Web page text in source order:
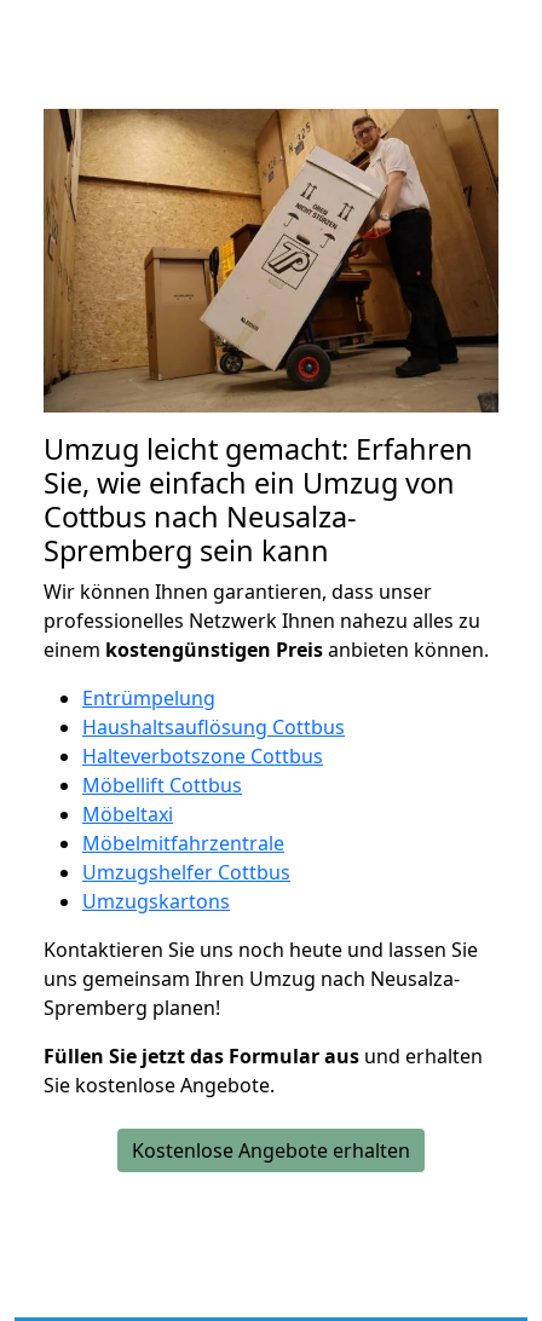
Umzug leicht gemacht: Erfahren
Sie, wie einfach ein Umzug von
Cottbus nach Neusalza-
Spremberg sein kann
Wir können Ihnen garantieren, dass unser
professionelles Netzwerk Ihnen nahezu alles zu
einem kostengünstigen Preisanbieten können.
Entrümpelung
Haushaltsauflösung Cottbus
Halteverbotszone Cottbus
Möbellift Cottbus
Möbeltaxi
Möbelmitfahrzentrale
Umzugshelfer Cottbus
Umzugskartons
Kontaktieren Sie uns noch heute und lassen Sie
uns gemeinsam Ihren Umzug nach Neusalza-
Spremberg planen!
Füllen Sie jetzt das Formular aus und erhalten
Sie kostenlose Angebote.
Kostenlose Angebote erhalten